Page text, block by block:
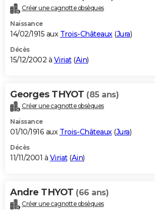
Créer une cagnotte obsèques
Naissance
14/02/1915 aux Trois-Châteaux(Jura)
Décès
15/12/2002 à Viriat(Ain)
Georges THYOT (85 ans)
Créer une cagnotte obsèques
Naissance
01/10/1916 aux Trois-Châteaux(Jura)
Décès
11/11/2001 à Viriat(Ain)
Andre THYOT (66 ans)
Créer une cagnotte obsèques